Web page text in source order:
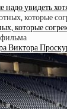
надо увидеть
которые
Виктора